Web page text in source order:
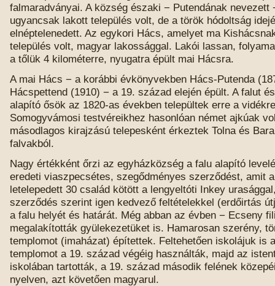
falmaradványai. A község északi − Putendának nevezett
ugyancsak lakott település volt, de a török hódoltság
elnéptelenedett. Az egykori Hács, amelyet ma
település volt, magyar lakossággal. Lakói lassan,
a tőlük 4 kilométerre, nyugatra épült mai Hácsra.
A mai Hács − a korábbi évkönyvekben Hács-Putenda
Hácspettend (1910) − a 19. század elején épült. A falut
alapító ősök az 1820-as években települtek erre a
Somogyvámosi testvéreikhez hasonlóan német ajkúak
másodlagos kirajzású telepesként érkeztek Tolna és
falvakból.
Nagy értékként őrzi az egyházközség a falu alapító
eredeti viaszpecsétes, szegődményes szerződést, amit
letelepedett 30 család kötött a lengyeltóti Inkey
szerződés szerint igen kedvező feltételekkel (erdőirtás
a falu helyét és határát. Még abban az évben − Ecseny
megalakították gyülekezetüket is. Hamarosan szerény,
templomot (imaházat) építettek. Feltehetően iskolájuk is
templomot a 19. század végéig használták, majd az
iskolában tartották, a 19. század második felének
nyelven, azt követően magyarul.